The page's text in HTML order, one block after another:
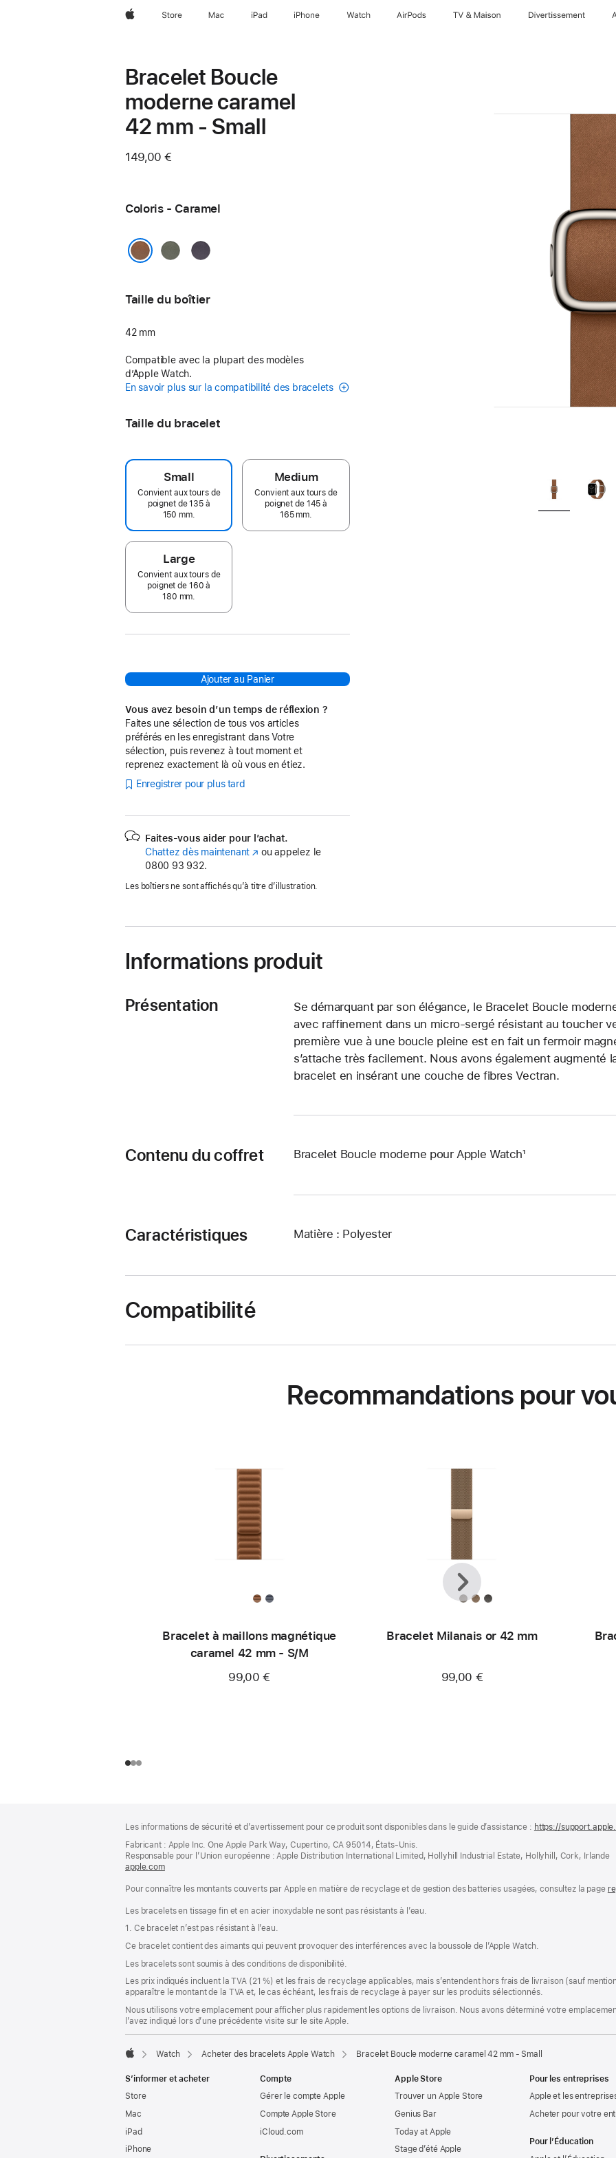
AppleStore Mac iPad iPhone Watch AirPods TV & Maison Divertissements
Bracelet Boucle
moderne caramel
42 mm - Small
149,00 €
Coloris - Caramel
Gris
Violet
Taille du boîtier
42 mm
Compatible avec la plupart des modèles
d’Apple Watch.
En savoir plus sur la compatibilité des bracelets
Taille du bracelet
Small
Convient aux tours de
poignet de 135 à
150 mm.
Medium
Convient aux tours de
poignet de 145 à
165 mm.
Large
Convient aux tours de
poignet de 160 à
180 mm.
Ajouter au Panier
Vous avez besoin d’un temps de réflexion ?
Faites une sélection de tous vos articles
préférés en les enregistrant dans Votre
sélection, puis revenez à tout moment et
reprenez exactement là où vous en étiez.
Enregistrer pour plus tard
Faites-vous aider pour l’achat.
Chattez dès maintenant (s’ouvre
nouvelle
ou appelez le
0800 93 932.
Les boîtiers ne sont affichés qu’à titre d’illustration.
Informations produit
Présentation
Se démarquant par son élégance, le Bracelet Boucle
avec raffinement dans un micro-sergé résistant au toucher
première vue à une boucle pleine est en fait un fermoir
s’attache très facilement. Nous avons également augmenté
bracelet en insérant une couche de fibres Vectran.
Contenu du coffret Bracelet Boucle moderne pour Apple Watch¹
Caractéristiques Matière : Polyester
Compatibilité
Recommandations pour
Bracelet à maillons magnétique
caramel 42 mm - S/M
99,00 €
Bracelet Milanais or 42 mm
99,00 €
Précédent
Suivant
de
page
de
bas
de
page
Les informations de sécurité et d’avertissement pour ce produit sont disponibles dans le guide d’assistance : https://
Fabricant : Apple Inc. One Apple Park Way, Cupertino, CA 95014, États-Unis.
Responsable pour l’Union européenne : Apple Distribution International Limited, Hollyhill Industrial Estate, Hollyhill, Cork, Irlande
apple.com(s’ouvre
une
fenêtre)
Pour connaître les montants couverts par Apple en matière de recyclage et de gestion des batteries usagées, consultez la page
Les bracelets en tissage fin et en acier inoxydable ne sont pas résistants à l’eau.
1. Ce bracelet n’est pas résistant à l’eau.
Ce bracelet contient des aimants qui peuvent provoquer des interférences avec la boussole de l’Apple Watch.
Les bracelets sont soumis à des conditions de disponibilité.
Les prix indiqués incluent la TVA (21 %) et les frais de recyclage applicables, mais s’entendent hors frais de livraison (sauf
apparaître le montant de la TVA et, le cas échéant, les frais de recyclage à payer sur les produits sélectionnés.
Nous utilisons votre emplacement pour afficher plus rapidement les options de livraison. Nous avons déterminé votre
l’avez indiqué lors d’une précédente visite sur le site Apple.
Watch Acheter des bracelets Apple Watch Bracelet Boucle moderne caramel 42 mm - Small
S’informer et acheter
Store
Mac
iPad
iPhone
Compte
Gérer le compte Apple
Compte Apple Store
iCloud.com
Apple Store
Trouver un Apple Store
Genius Bar
Today at Apple
Stage d’été Apple
Pour les entreprises
Apple et les
Acheter pour votre
Pour l’Éducation